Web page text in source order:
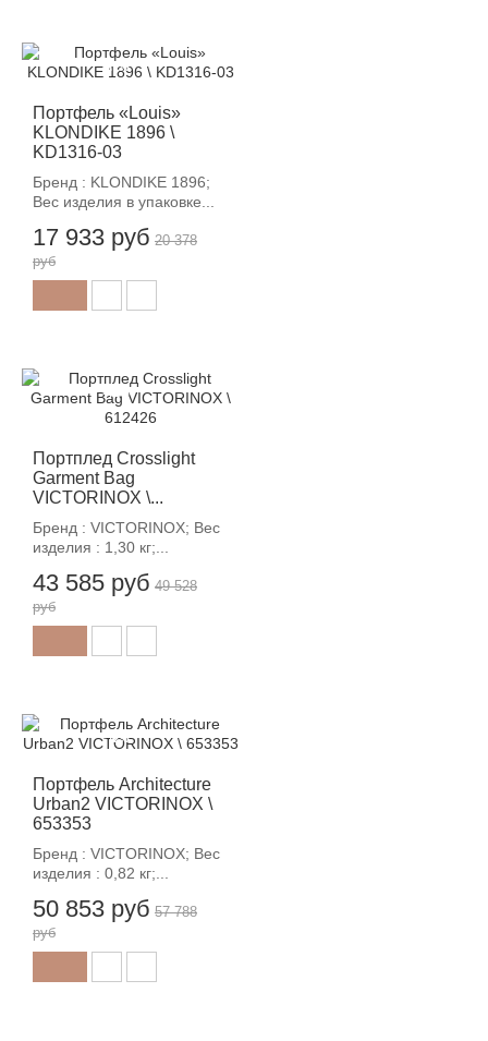
Портфель «Louis»
KLONDIKE 1896 \
KD1316-03
Бренд : KLONDIKE 1896;
Вес изделия в упаковке...
17 933 руб
-12%
20 378
руб
Портплед Crosslight
Garment Bag
VICTORINOX \...
Бренд : VICTORINOX; Вес
изделия : 1,30 кг;...
43 585 руб
-12%
49 528
руб
Портфель Architecture
Urban2 VICTORINOX \
653353
Бренд : VICTORINOX; Вес
изделия : 0,82 кг;...
50 853 руб
-12%
57 788
руб